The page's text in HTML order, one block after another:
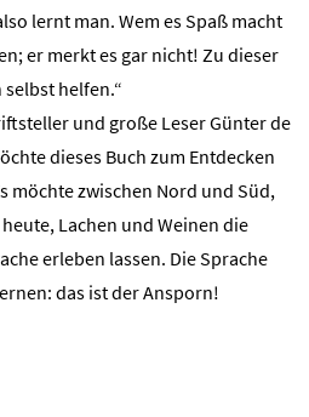
lernt man. Wem es Spaß macht
er merkt es gar nicht! Zu dieser
helfen.“
und große Leser Günter de
dieses Buch zum Entdecken
möchte zwischen Nord und Süd,
Lachen und Weinen die
erleben lassen. Die Sprache
das ist der Ansporn!